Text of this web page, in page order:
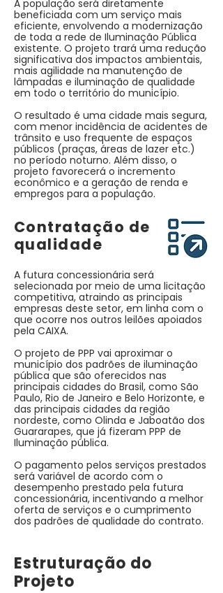
A população será diretamente
beneficiada com um serviço mais
eficiente, envolvendo a modernização
de toda a rede de Iluminação Pública
existente. O projeto trará uma redução
significativa dos impactos ambientais,
mais agilidade na manutenção de
lâmpadas e iluminação de qualidade
em todo o território do município.
O resultado é uma cidade mais segura,
com menor incidência de acidentes de
trânsito e uso frequente de espaços
públicos (praças, áreas de lazer etc.)
no período noturno. Além disso, o
projeto favorecerá o incremento
econômico e a geração de renda e
empregos para a população.
Contratação de
qualidade
A futura concessionária será
selecionada por meio de uma licitação
competitiva, atraindo as principais
empresas deste setor, em linha com o
que ocorre nos outros leilões apoiados
pela CAIXA.
O projeto de PPP vai aproximar o
município dos padrões de iluminação
pública que são oferecidos nas
principais cidades do Brasil, como São
Paulo, Rio de Janeiro e Belo Horizonte, e
das principais cidades da região
nordeste, como Olinda e Jaboatão dos
Guararapes, que já fizeram PPP de
Iluminação pública.
O pagamento pelos serviços prestados
será variável de acordo com o
desempenho prestado pela futura
concessionária, incentivando a melhor
oferta de serviços e o cumprimento
dos padrões de qualidade do contrato.
Estruturação do
Projeto